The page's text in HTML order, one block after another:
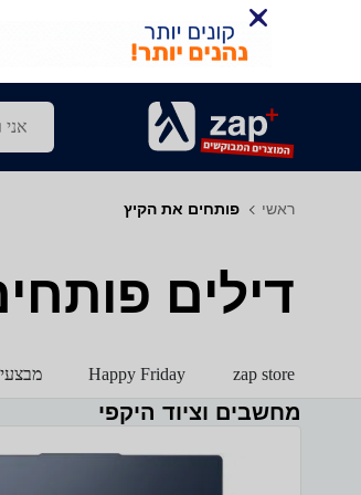
ראשי פותחים את הקיץ
דילים
zap store
Happy Friday
מחשבים וציוד היקפי